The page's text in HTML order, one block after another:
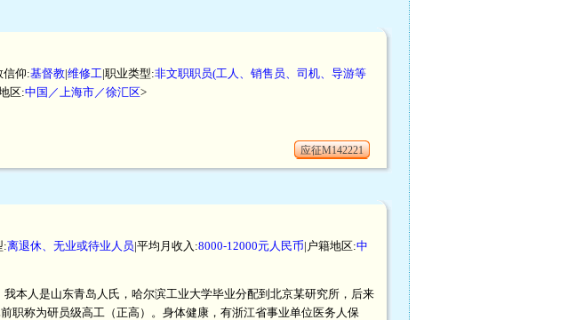
信仰:基督教|维修工|职业类型:非文职职员(工人、销售员、司机、导游等
区:中国／上海市／徐汇区>
应征M142221
:离退休、无业或待业人员|平均月收入:8000-12000元人民币|户籍地区:中
本人是山东青岛人氏，哈尔滨工业大学毕业分配到北京某研究所，后来
职称为研员级高工（正高）。身体健康，有浙江省事业单位医务人保